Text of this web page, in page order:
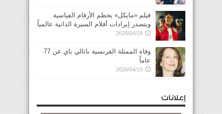
فيلم «مايكل» يحطم الأرقام القياسية
ويتصدر إيرادات أفلام السيرة الذاتية عالمياً
2026/04/28
وفاة الممثلة الفرنسية ناتالي باي عن 77
عاماً
2026/04/19
إعلانات